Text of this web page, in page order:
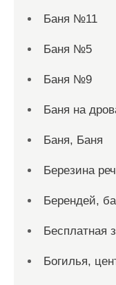
Баня №11
Баня №5
Баня №9
Баня на
Баня, Баня
Березина
Берендей,
Бесплатная
Богилья,